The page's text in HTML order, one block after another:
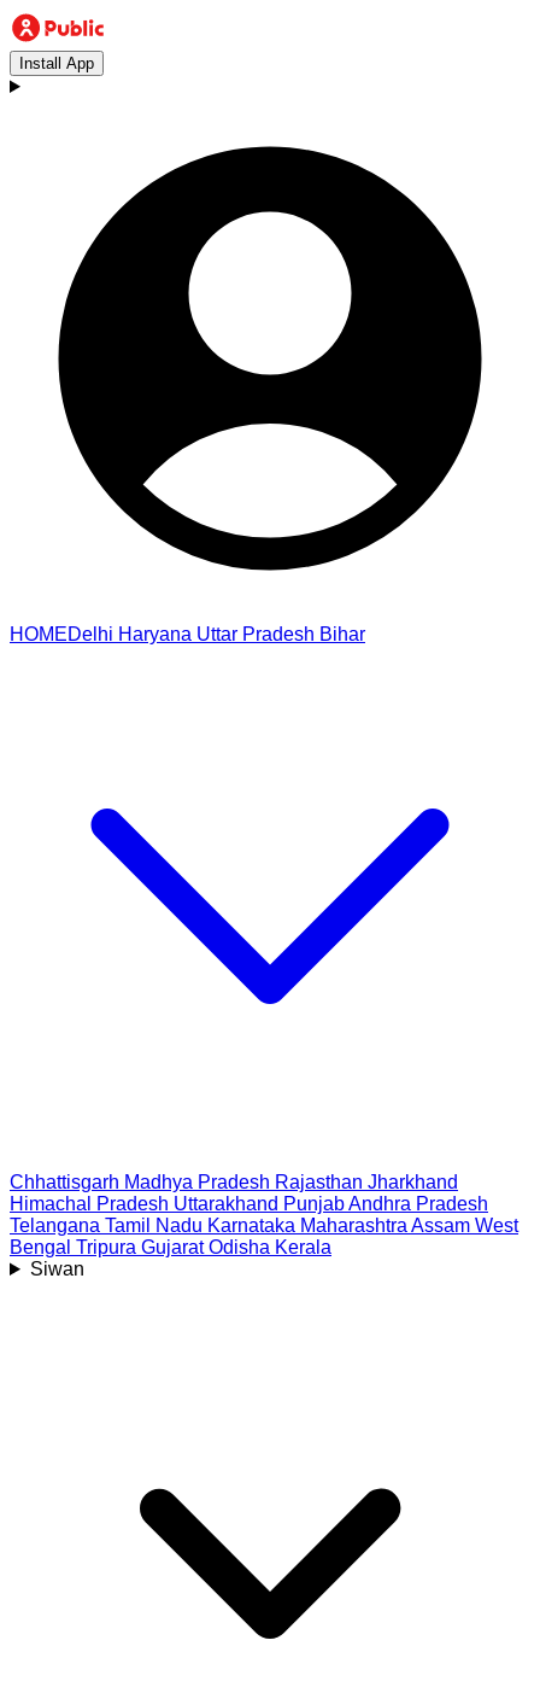
Install App
HOMEDelhi Haryana Uttar Pradesh Bihar
Chhattisgarh Madhya Pradesh Rajasthan Jharkhand
Himachal Pradesh Uttarakhand PunjabAndhra Pradesh
Telangana Tamil Nadu Karnataka Maharashtra Assam West
Bengal Tripura Gujarat Odisha Kerala
Siwan